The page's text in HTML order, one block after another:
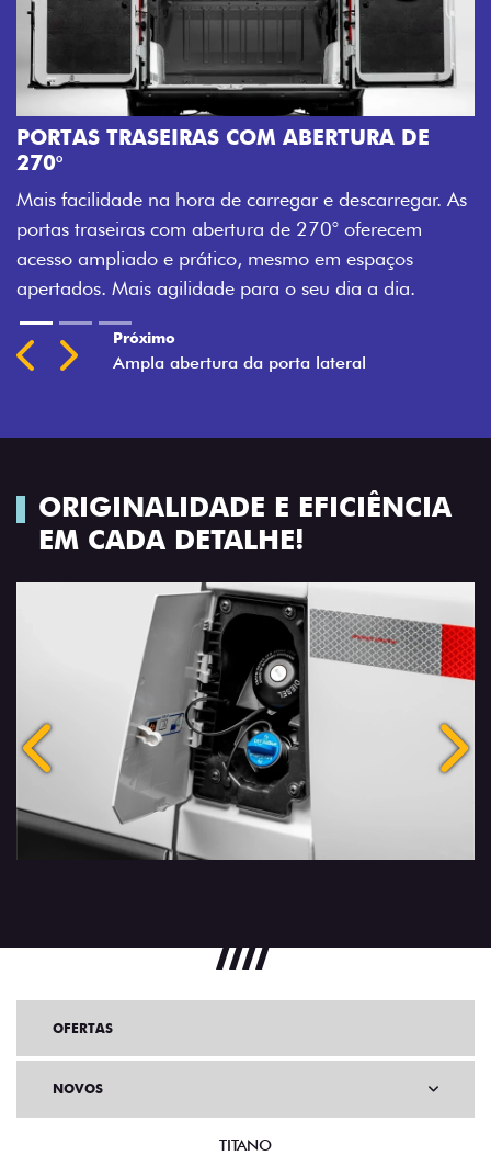
PORTAS TRASEIRAS COM ABERTURA DE
270°
Mais facilidade na hora de carregar e descarregar. As
portas traseiras com abertura de 270° oferecem
acesso ampliado e prático, mesmo em espaços
apertados. Mais agilidade para o seu dia a dia.
Previous
Next
Próximo
Ampla abertura da porta lateral
ORIGINALIDADE E EFICIÊNCIA
EM CADA DETALHE!
Anterior
OFERTAS
NOVOS
TITANO